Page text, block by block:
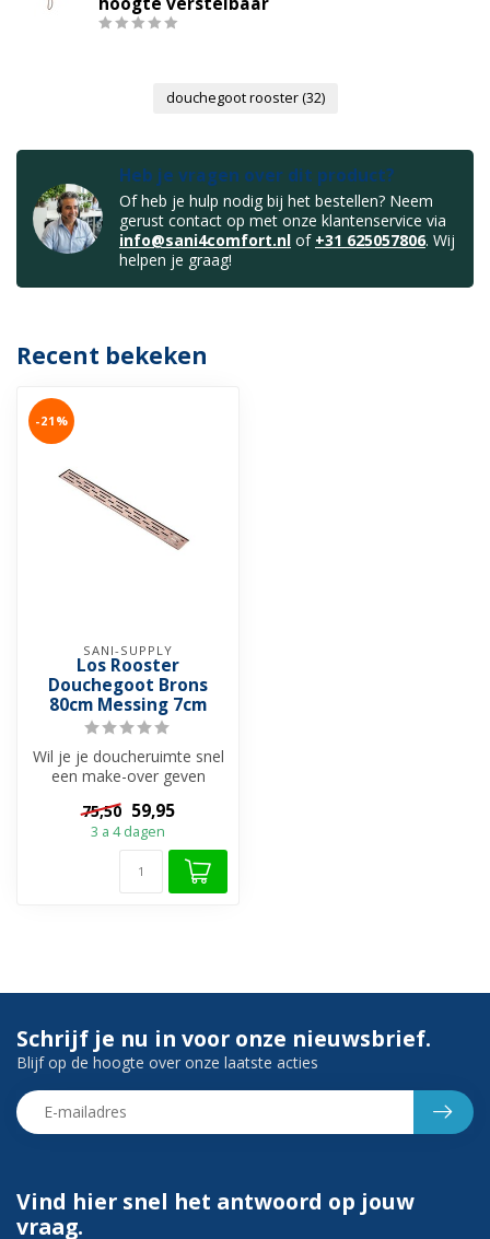
douchegoot rooster(32)
Heb je vragen over dit product?
Of heb je hulp nodig bij het bestellen? Neem
gerust contact op met onze klantenservice via
info@sani4comfort.nl of +31 625057806. Wij
helpen je graag!
Recent bekeken
-21%
SANI-SUPPLY
Los Rooster
Douchegoot Brons
80cm Messing 7cm
Wil je je doucheruimte snel
een make-over geven
✔️ D...
75,50 59,95
3 a 4 dagen
Vind hier snel het antwoord op jouw
vraag.
Schrijf je nu in voor onze nieuwsbrief.
Blijf op de hoogte over onze laatste acties